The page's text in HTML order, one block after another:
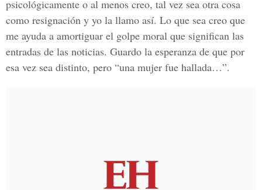
psicológicamente o al menos creo, tal vez sea otra cosa
como resignación y yo la llamo así. Lo que sea creo que
me ayuda a amortiguar el golpe moral que significan las
entradas de las noticias. Guardo la esperanza de que por
esa vez sea distinto, pero “una mujer fue hallada…”.